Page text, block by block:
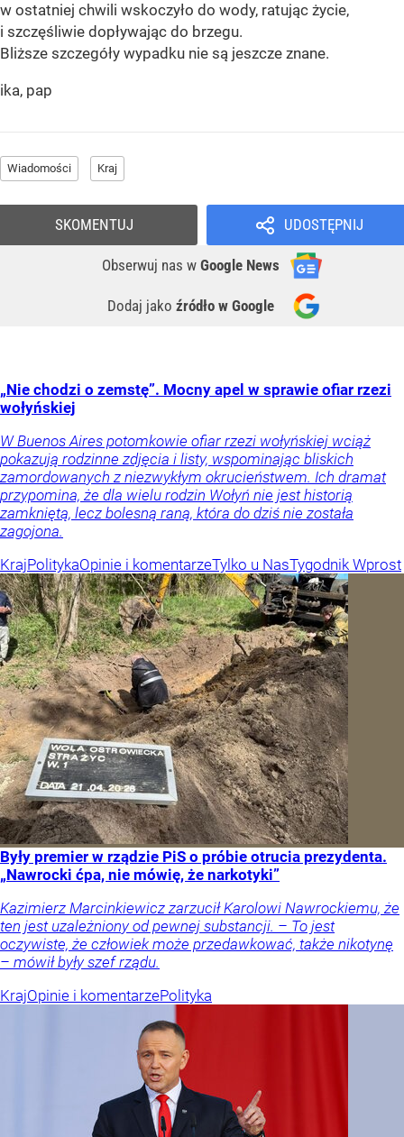
w ostatniej chwili wskoczyło do wody, ratując życie,
i szczęśliwie dopływając do brzegu.
Bliższe szczegóły wypadku nie są jeszcze znane.
ika, pap
Wiadomości Kraj
UDOSTĘPNIJ
Obserwuj nas w Google News
Dodaj jako źródło w Google
SKOMENTUJ
„Nie chodzi o zemstę”. Mocny apel w sprawie ofiar rzezi
wołyńskiej
W Buenos Aires potomkowie ofiar rzezi wołyńskiej wciąż
pokazują rodzinne zdjęcia i listy, wspominając bliskich
zamordowanych z niezwykłym okrucieństwem. Ich dramat
przypomina, że dla wielu rodzin Wołyń nie jest historią
zamkniętą, lecz bolesną raną, która do dziś nie została
zagojona.
KrajPolitykaOpinie i komentarzeTylko u NasTygodnik Wprost
Były premier w rządzie PiS o próbie otrucia prezydenta.
„Nawrocki ćpa, nie mówię, że narkotyki”
Kazimierz Marcinkiewicz zarzucił Karolowi Nawrockiemu, że
ten jest uzależniony od pewnej substancji. – To jest
oczywiste, że człowiek może przedawkować, także nikotynę
– mówił były szef rządu.
KrajOpinie i komentarzePolityka